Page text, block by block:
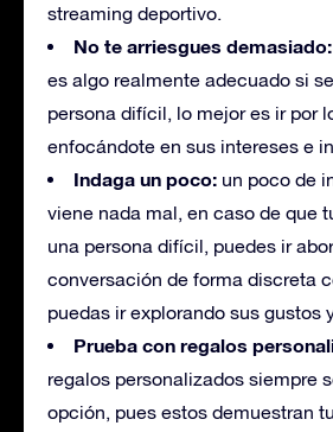
streaming deportivo.
No te arriesgues demasiado:
es algo realmente adecuado si
persona difícil, lo mejor es ir por
enfocándote en sus intereses e
Indaga un poco: un poco de
viene nada mal, en caso de que
una persona difícil, puedes ir
conversación de forma discreta
puedas ir explorando sus gustos
Prueba con regalos
regalos personalizados siempre
opción, pues estos demuestran